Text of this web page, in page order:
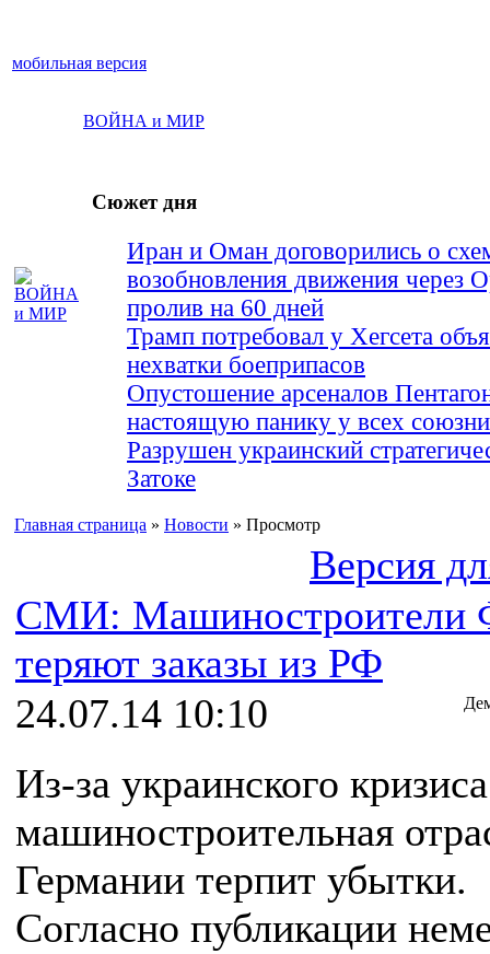
мобильная версия
ВОЙНА и МИР
Сюжет дня
Иран и Оман договорились о
возобновления движения через
пролив на 60 дней
Трамп потребовал у Хегсета
нехватки боеприпасов
Опустошение арсеналов
настоящую панику у всех
Разрушен украинский
Затоке
Главная страница » Новости » Просмотр
Версия
СМИ: Машиностроители
теряют заказы из РФ
24.07.14 10:10
Из-за украинского кризиса
машиностроительная
Германии терпит убытки.
Согласно публикации